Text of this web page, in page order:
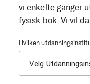
vi enkelte ganger
fysisk bok. Vi vil
Hvilken